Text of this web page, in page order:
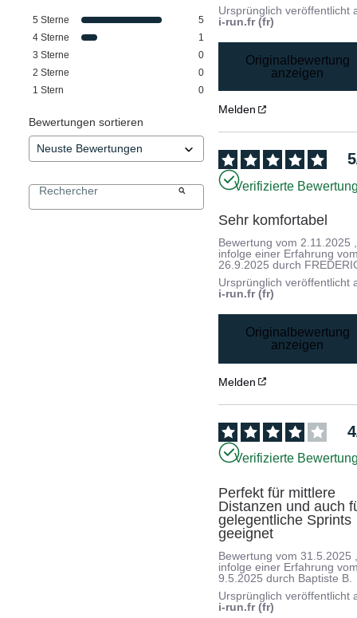
5 Sterne
5
4 Sterne
1
3 Sterne
0
2 Sterne
0
1 Stern 0
Bewertungen sortieren
Ursprünglich veröffentlicht
i-run.fr (fr)
Originalbewertung
anzeigen
Melden
5
Verifizierte
Sehr komfortabel
Bewertung vom2.11.2025 ,
infolge einer Erfahrung
26.9.2025 durch
Ursprünglich veröffentlicht
i-run.fr (fr)
Originalbewertung
anzeigen
Melden
4
Verifizierte
Perfekt für mittlere
Distanzen und auch
gelegentliche Sprints
geeignet
Bewertung vom31.5.2025
infolge einer Erfahrung
9.5.2025 durch Baptiste B.
Ursprünglich veröffentlicht
i-run.fr (fr)